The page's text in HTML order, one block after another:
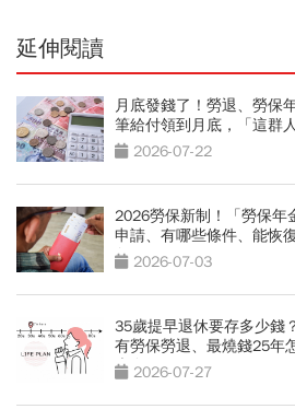
延伸閱讀
月底發錢了！勞退、勞保
筆給付領到月底，「這群
2026-07-22
2026勞保新制！「勞保年
申請、有哪些條件、能恢
包 2026-07-03
35歲提早退休要存多少錢
有勞保勞退、最燒錢25年
光存款
2026-07-27